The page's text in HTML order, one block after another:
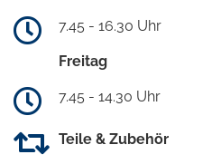
7.45 - 16.30 Uhr
Freitag
7.45 - 14.30 Uhr
Teile & Zubehör